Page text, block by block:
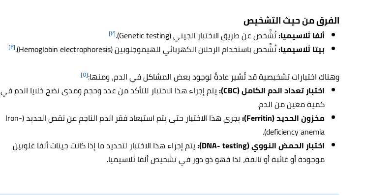
الفرق من حيث التشخيص
ألفا ثلاسيميا:تُشَّخص عن طريق الاختبار الجيني (Genetic testing). [٢]
بيتا ثلاسيميا:تُشَّخص باستخدام الرحلان الكهربائي للهيموجلوبين (Hemoglobin electrophoresis). [٢]
وهناك اختبارات تشخيصية قد تُشير عادةً لوجود بعض المشاكل في الدم، ومنها:[٥]
اختبار تعداد الدم الكامل (CBC):
يتم إجراء هذا الاختبار للتأكد من عدد وحجم ومدى نضج خلايا الدم في
كمية معين من الدم.
مخزون الحديد (Ferritin):
يجرى هذا الاختبار حتى يتم استبعاد فقر الدم الناجم عن نقص الحديد (Iron-
deficiency anemia).
اختبار الحمض النووي (DNA- testing):
يتم إجراء هذا الاختبار لتحديد ما إذا كانت جينات ألفا غلوبين
موجودة أو غائبة أو تالفة، لذا فهو ذو دور في تشخيص ألفا ثلاسيميا.